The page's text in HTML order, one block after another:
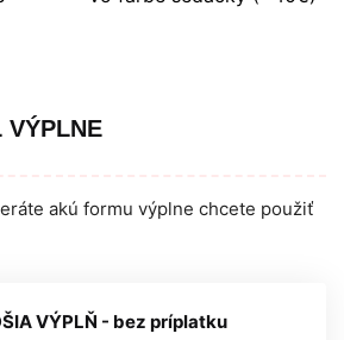
VÝPLNE
akú formu výplne chcete použiť
VÝPLŇ - bez príplatku